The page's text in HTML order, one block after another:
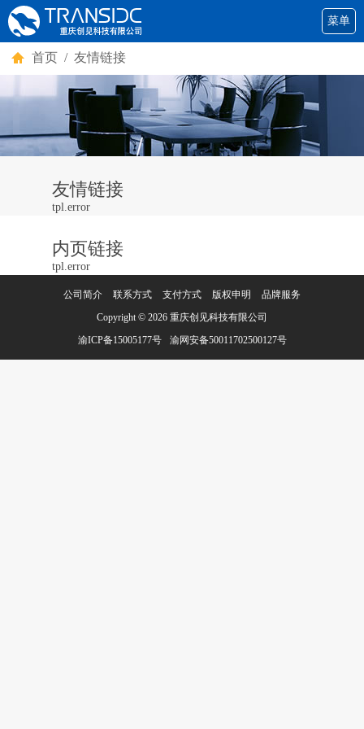
菜单
首页 / 友情链接
友情链接
tpl.error
内页链接
tpl.error
公司简介 联系方式 支付方式 版权申明
品牌服务
Copyright © 2026 重庆创见科技有限公司
渝ICP备15005177号
渝网安备50011702500127号